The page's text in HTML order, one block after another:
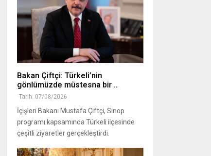
Bakan Çiftçi: Türkeli’nin
gönlümüzde müstesna bir ..
Tarih: 07/08/2026
İçişleri Bakanı Mustafa Çiftçi, Sinop
programı kapsamında Türkeli ilçesinde
çeşitli ziyaretler gerçekleştirdi.